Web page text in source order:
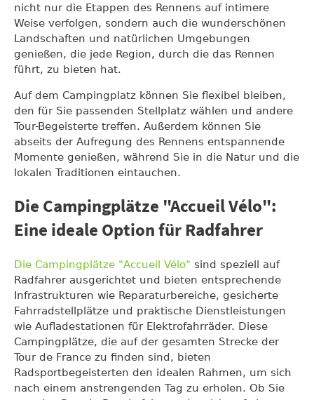
nicht nur die Etappen des Rennens auf intimere
Weise verfolgen, sondern auch die wunderschönen
Landschaften und natürlichen Umgebungen
genießen, die jede Region, durch die das Rennen
führt, zu bieten hat.
Auf dem Campingplatz können Sie flexibel bleiben,
den für Sie passenden Stellplatz wählen und andere
Tour-Begeisterte treffen. Außerdem können Sie
abseits der Aufregung des Rennens entspannende
Momente genießen, während Sie in die Natur und die
lokalen Traditionen eintauchen.
Die Campingplätze "Accueil Vélo":
Eine ideale Option für Radfahrer
Die Campingplätze "Accueil Vélo" sind speziell auf
Radfahrer ausgerichtet und bieten entsprechende
Infrastrukturen wie Reparaturbereiche, gesicherte
Fahrradstellplätze und praktische Dienstleistungen
wie Aufladestationen für Elektrofahrräder. Diese
Campingplätze, die auf der gesamten Strecke der
Tour de France zu finden sind, bieten
Radsportbegeisterten den idealen Rahmen, um sich
nach einem anstrengenden Tag zu erholen. Ob Sie